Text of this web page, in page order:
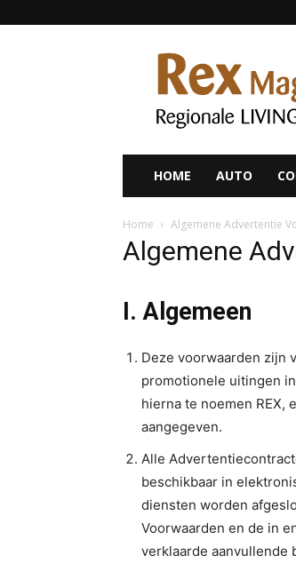
Rex
Magazines
HOME AUTO
Home Algemene Advertentie
Algemene
I. Algemeen
Deze voorwaarden zijn
promotionele uitingen
hierna te noemen REX,
aangegeven.
Alle
beschikbaar in
diensten worden
Voorwaarden en de in
verklaarde aanvullende